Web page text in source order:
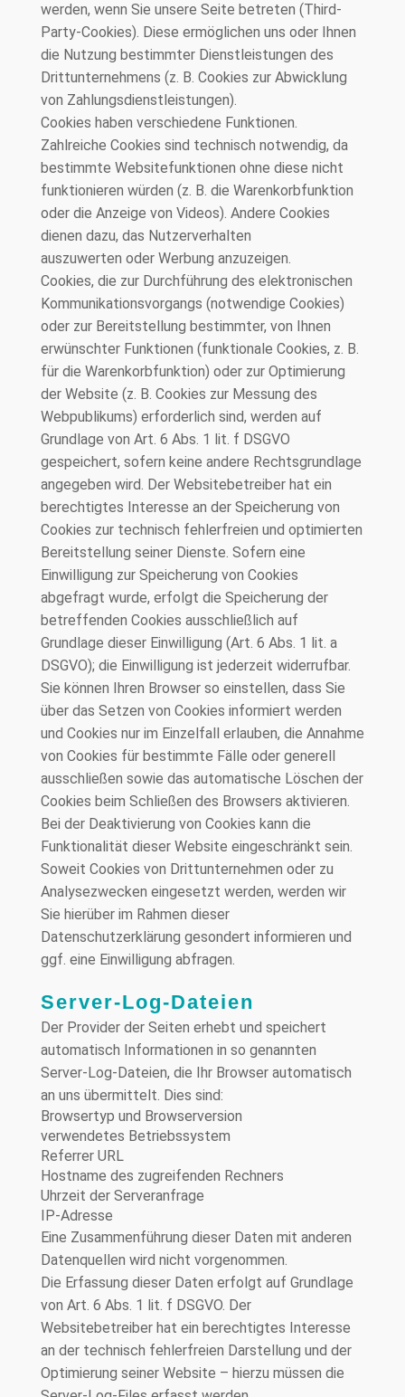
werden, wenn Sie unsere Seite betreten (Third-
Party-Cookies). Diese ermöglichen uns oder Ihnen
die Nutzung bestimmter Dienstleistungen des
Drittunternehmens (z. B. Cookies zur Abwicklung
von Zahlungsdienstleistungen).
Cookies haben verschiedene Funktionen.
Zahlreiche Cookies sind technisch notwendig, da
bestimmte Websitefunktionen ohne diese nicht
funktionieren würden (z. B. die Warenkorbfunktion
oder die Anzeige von Videos). Andere Cookies
dienen dazu, das Nutzerverhalten
auszuwerten oder Werbung anzuzeigen.
Cookies, die zur Durchführung des elektronischen
Kommunikationsvorgangs (notwendige Cookies)
oder zur Bereitstellung bestimmter, von Ihnen
erwünschter Funktionen (funktionale Cookies, z. B.
für die Warenkorbfunktion) oder zur Optimierung
der Website (z. B. Cookies zur Messung des
Webpublikums) erforderlich sind, werden auf
Grundlage von Art. 6 Abs. 1 lit. f DSGVO
gespeichert, sofern keine andere Rechtsgrundlage
angegeben wird. Der Websitebetreiber hat ein
berechtigtes Interesse an der Speicherung von
Cookies zur technisch fehlerfreien und optimierten
Bereitstellung seiner Dienste. Sofern eine
Einwilligung zur Speicherung von Cookies
abgefragt wurde, erfolgt die Speicherung der
betreffenden Cookies ausschließlich auf
Grundlage dieser Einwilligung (Art. 6 Abs. 1 lit. a
DSGVO); die Einwilligung ist jederzeit widerrufbar.
Sie können Ihren Browser so einstellen, dass Sie
über das Setzen von Cookies informiert werden
und Cookies nur im Einzelfall erlauben, die Annahme
von Cookies für bestimmte Fälle oder generell
ausschließen sowie das automatische Löschen der
Cookies beim Schließen des Browsers aktivieren.
Bei der Deaktivierung von Cookies kann die
Funktionalität dieser Website eingeschränkt sein.
Soweit Cookies von Drittunternehmen oder zu
Analysezwecken eingesetzt werden, werden wir
Sie hierüber im Rahmen dieser
Datenschutzerklärung gesondert informieren und
ggf. eine Einwilligung abfragen.
Server-Log-Dateien
Der Provider der Seiten erhebt und speichert
automatisch Informationen in so genannten
Server-Log-Dateien, die Ihr Browser automatisch
an uns übermittelt. Dies sind:
Browsertyp und Browserversion
verwendetes Betriebssystem
Referrer URL
Hostname des zugreifenden Rechners
Uhrzeit der Serveranfrage
IP-Adresse
Eine Zusammenführung dieser Daten mit anderen
Datenquellen wird nicht vorgenommen.
Die Erfassung dieser Daten erfolgt auf Grundlage
von Art. 6 Abs. 1 lit. f DSGVO. Der
Websitebetreiber hat ein berechtigtes Interesse
an der technisch fehlerfreien Darstellung und der
Optimierung seiner Website – hierzu müssen die